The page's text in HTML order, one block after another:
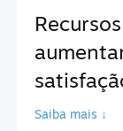
Saiba mais ↓